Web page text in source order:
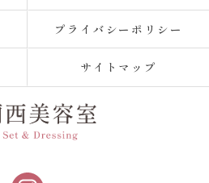
プライバシーポリシー
サイトマップ